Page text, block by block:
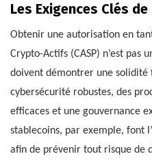
Les Exigences Clés
Obtenir une autorisation en
Crypto-Actifs (CASP) n’est pas
doivent démontrer une solidité
cybersécurité robustes, des
efficaces et une gouvernance
stablecoins, par exemple, font
afin de prévenir tout risque de